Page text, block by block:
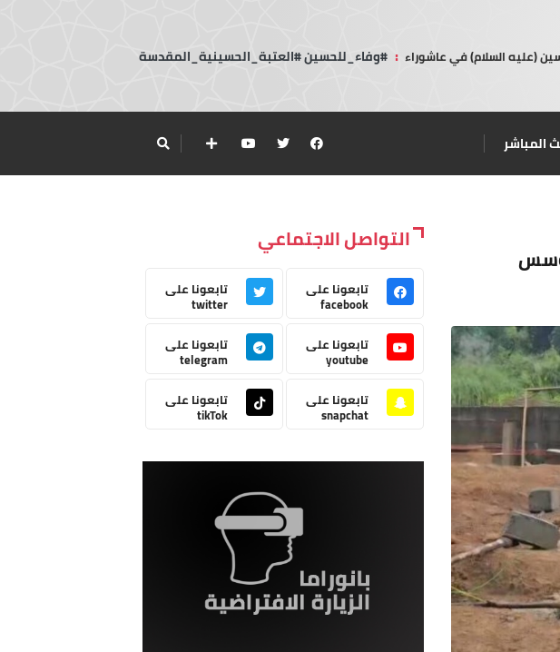
(عليه السلام) في عاشوراء : #وفاء_للحسين #العتبة_الحسينية_المقدسة
المباشر
التواصل الاجتماعي
تابعونا على
facebook
تابعونا على
twitter
تابعونا على
youtube
تابعونا على
telegram
تابعونا على
snapchat
تابعونا على
tikTok